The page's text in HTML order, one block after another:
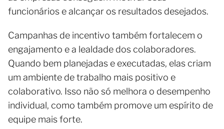
funcionários e alcançar os resultados desejados.
Campanhas de incentivo também fortalecem o
engajamento e a lealdade dos colaboradores.
Quando bem planejadas e executadas, elas criam
um ambiente de trabalho mais positivo e
colaborativo. Isso não só melhora o desempenho
individual, como também promove um espírito de
equipe mais forte.